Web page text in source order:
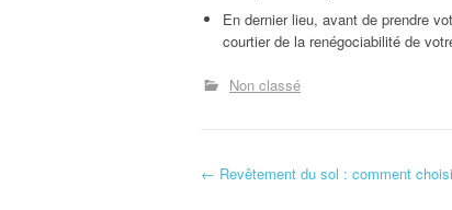
En dernier lieu, avant de prendre
courtier de la renégociabilité de
Non classé
N
← Revêtement du sol : comment